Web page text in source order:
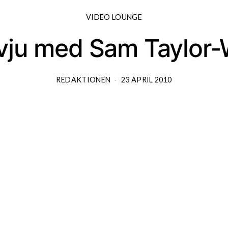
VIDEO LOUNGE
med Sam Taylor-
REDAKTIONEN 23 APRIL 2010